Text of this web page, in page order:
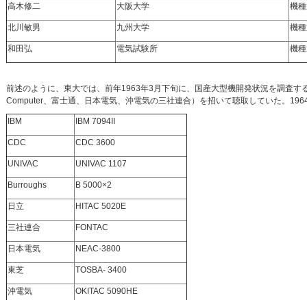
高木修二 大阪大学 機
北川敏男 九州大学 機
和田弘 電気試験所 機
前述のように、東大では、前年1963年3月下旬に、国産大型機開発状況を調査
Computer、富士通、日本電気、沖電気の三社連合）を招いて聴取していた。
IBM IBM 7094II
CDC CDC 3600
UNIVAC UNIVAC 1107
Burroughs B 5000×2
日立 HITAC 5020E
三社連合 FONTAC
日本電気 NEAC-3800
東芝 TOSBA- 3400
沖電気 OKITAC 5090HE